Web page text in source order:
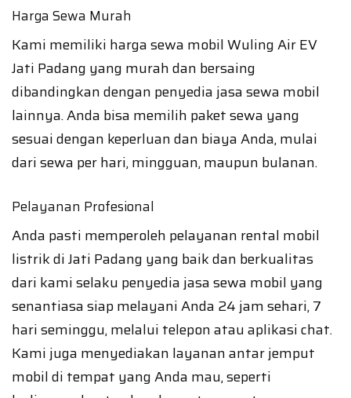
Harga Sewa Murah
Kami memiliki harga sewa mobil Wuling Air EV
Jati Padang yang murah dan bersaing
dibandingkan dengan penyedia jasa sewa mobil
lainnya. Anda bisa memilih paket sewa yang
sesuai dengan keperluan dan biaya Anda, mulai
dari sewa per hari, mingguan, maupun bulanan.
Pelayanan Profesional
Anda pasti memperoleh pelayanan rental mobil
listrik di Jati Padang yang baik dan berkualitas
dari kami selaku penyedia jasa sewa mobil yang
senantiasa siap melayani Anda 24 jam sehari, 7
hari seminggu, melalui telepon atau aplikasi chat.
Kami juga menyediakan layanan antar jemput
mobil di tempat yang Anda mau, seperti